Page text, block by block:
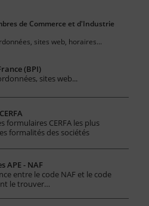
de Commerce et d'Industrie
sites web, horaires...
(BPI)
sites web...
formulaires CERFA les plus
formalités des sociétés
APE - NAF
entre le code NAF et le code
le trouver…